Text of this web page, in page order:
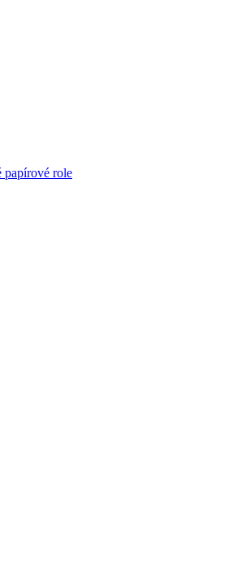
papírové role